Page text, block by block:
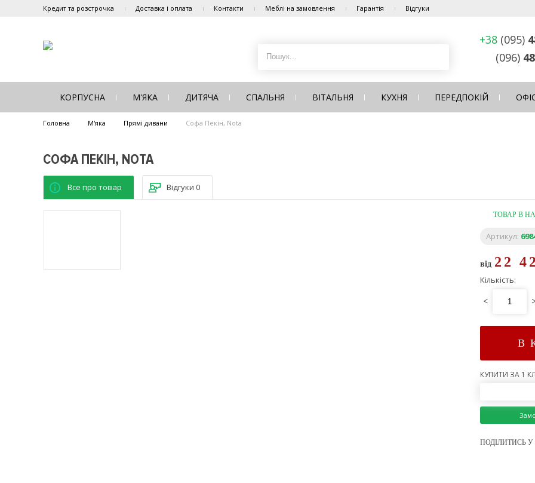
Кредит та розстрочка Доставка і оплата Контакти Меблі на замовлення Гарантія Відгуки
+38 (095)
(096)
КОРПУСНА М'ЯКА ДИТЯЧА СПАЛЬНЯ ВІТАЛЬНЯ КУХНЯ ПЕРЕДПОКІЙ
Головна М'яка Прямі дивани Софа Пекін, Nota
СОФА ПЕКІН, NOTA
Все про товар Відгуки 0
ТОВАР В
Артикул:
від 22
Кількість:
<
В
КУПИТИ ЗА 1
ПОДІЛИТИСЬ